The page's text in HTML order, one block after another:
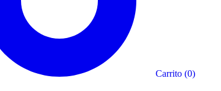
Carrito (0)